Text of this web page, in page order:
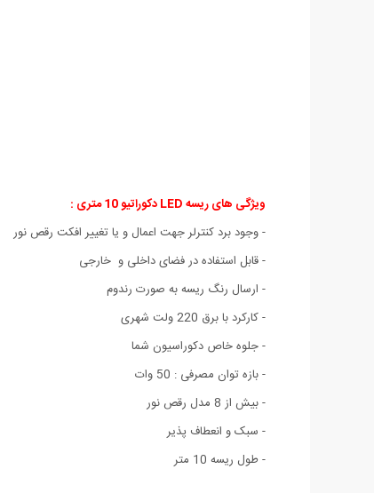
ویژگی های ریسه LED دکوراتیو 10 متری :
- وجود برد کنترلر جهت اعمال و یا تغییر افکت رقص نور
- قابل استفاده در فضای داخلی و خارجی
- ارسال رنگ ریسه به صورت رندوم
- کارکرد با برق 220 ولت شهری
- جلوه خاص دکوراسیون شما
- بازه توان مصرفی : 50 وات
- بیش از 8 مدل رقص نور
- سبک و انعطاف پذیر
- طول ریسه 10 متر